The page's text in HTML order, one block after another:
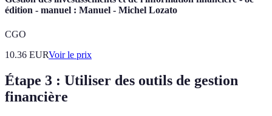
édition - manuel : Manuel - Michel Lozato
CGO
10.36 EURVoir le prix
Étape 3 : Utiliser des outils de gestion
financière